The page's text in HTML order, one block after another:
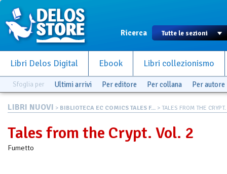
Ricerca
Libri Delos Digital Ebook Libri collezionismo
Sfoglia per Ultimi arrivi Per editore Per collana Per autore
LIBRI NUOVI > BIBLIOTECA EC COMICS TALES F... > TALES FROM THE
Tales from the Crypt. Vol. 2
Fumetto